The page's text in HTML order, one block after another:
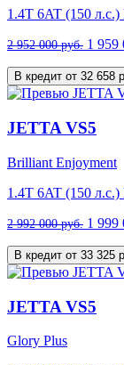
1.4T 6AT (150 л.с.)
2 952 000 руб. 1 959
В кредит от
JETTA VS5
Brilliant Enjoyment
1.4T 6AT (150 л.с.)
2 992 000 руб. 1 999
В кредит от
JETTA VS5
Glory Plus